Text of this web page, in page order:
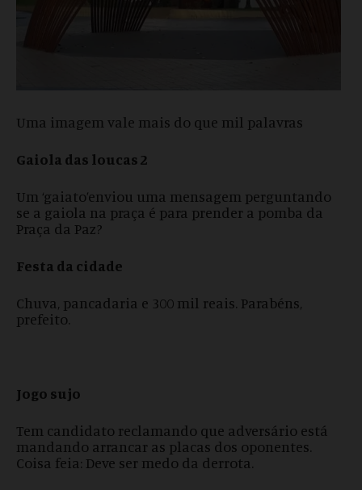
Uma imagem vale mais do que mil palavras
Gaiola das loucas 2
Um ‘gaiato’enviou uma mensagem perguntando
se a gaiola na praça é para prender a pomba da
Praça da Paz?
Festa da cidade
Chuva, pancadaria e 300 mil reais. Parabéns,
prefeito.
Jogo sujo
Tem candidato reclamando que adversário está
mandando arrancar as placas dos oponentes.
Coisa feia: Deve ser medo da derrota.